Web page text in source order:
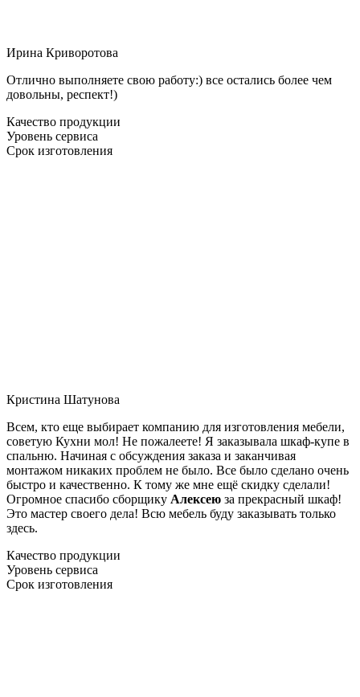
Ирина Криворотова
Отлично выполняете свою работу:) все остались более чем
довольны, респект!)
Качество продукции
Уровень сервиса
Срок изготовления
Кристина Шатунова
Всем, кто еще выбирает компанию для изготовления мебели,
советую Кухни мол! Не пожалеете! Я заказывала шкаф-купе в
спальню. Начиная с обсуждения заказа и заканчивая
монтажом никаких проблем не было. Все было сделано очень
быстро и качественно. К тому же мне ещё скидку сделали!
Огромное спасибо сборщику Алексею за прекрасный шкаф!
Это мастер своего дела! Всю мебель буду заказывать только
здесь.
Качество продукции
Уровень сервиса
Срок изготовления